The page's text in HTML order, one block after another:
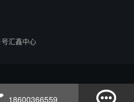
汇鑫中心
18600366559